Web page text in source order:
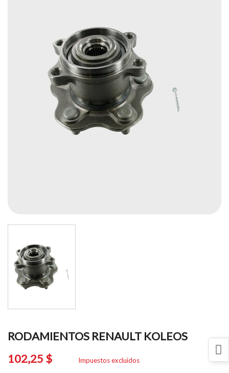
RODAMIENTOS RENAULT KOLEOS
102,25 $
Impuestos excluidos